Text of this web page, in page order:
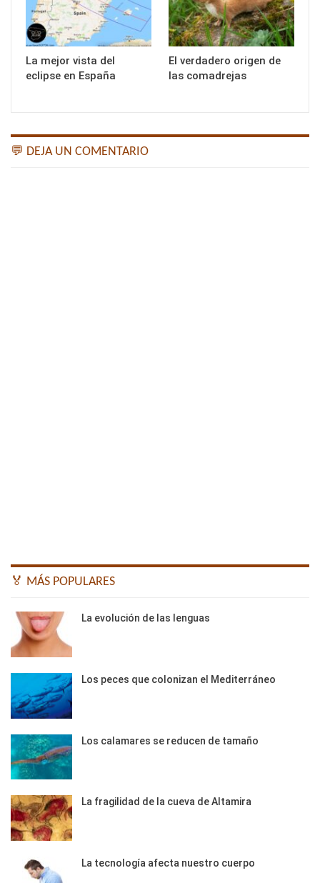
La mejor vista del
eclipse en España
El verdadero origen de
las comadrejas
💬 DEJA UN COMENTARIO
🏅 MÁS POPULARES
La evolución de las lenguas
Los peces que colonizan el Mediterráneo
Los calamares se reducen de tamaño
La fragilidad de la cueva de Altamira
La tecnología afecta nuestro cuerpo